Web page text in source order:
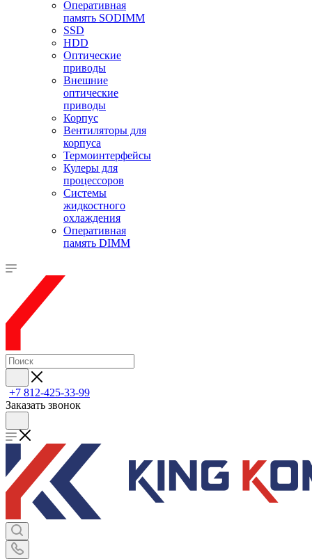
Оперативная
память SODIMM
SSD
HDD
Оптические
приводы
Внешние
оптические
приводы
Корпус
Вентиляторы для
корпуса
Термоинтерфейсы
Кулеры для
процессоров
Системы
жидкостного
охлаждения
Оперативная
память DIMM
+7 812-425-33-99
Заказать звонок